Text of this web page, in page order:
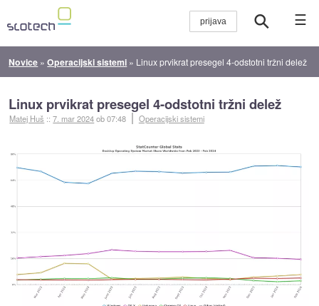
☰
Novice »Operacijski sistemi » Linux prvikrat presegel 4-odstotni tržni delež
Linux prvikrat presegel 4-odstotni tržni delež
Matej Huš ::7. mar 2024ob 07:48 Operacijski sistemi